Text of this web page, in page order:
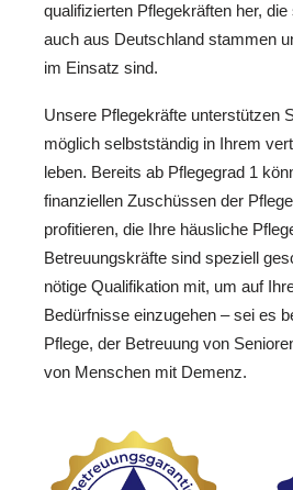
qualifizierten Pflegekräften her,
auch aus Deutschland stammen
im Einsatz sind.
Unsere Pflegekräfte unterstützen
möglich selbstständig in Ihrem
leben. Bereits ab Pflegegrad 1
finanziellen Zuschüssen der
profitieren, die Ihre häusliche
Betreuungskräfte sind speziell
nötige Qualifikation mit, um auf
Bedürfnisse einzugehen – sei es
Pflege, der Betreuung von
von Menschen mit Demenz.